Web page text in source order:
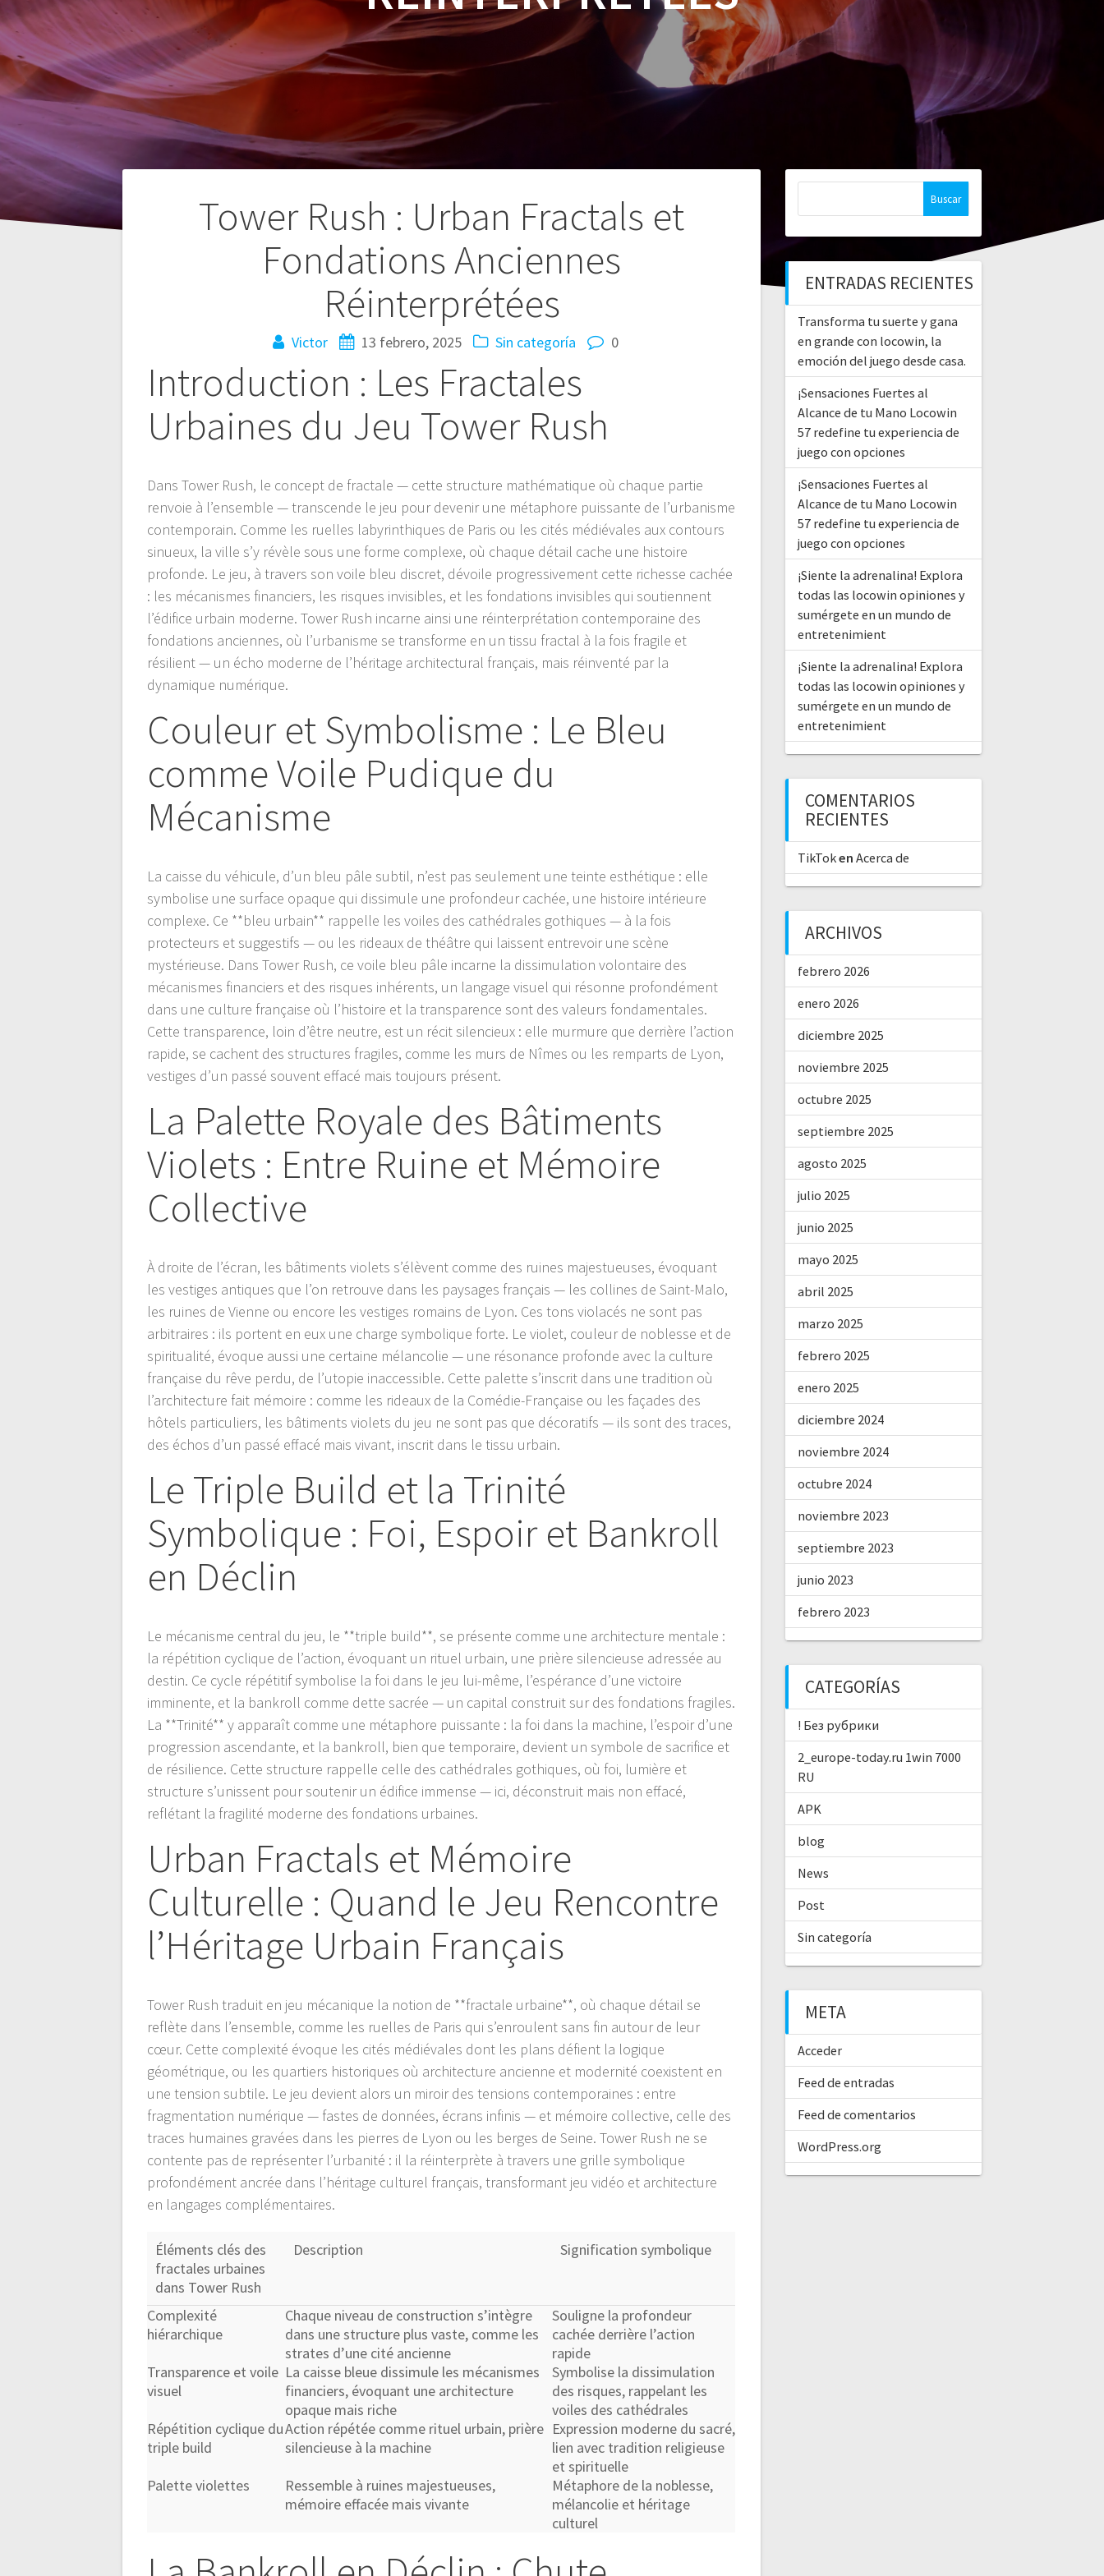
Tower Rush : Urban Fractals et
Fondations Anciennes
Réinterprétées
Victor 13 febrero, 2025 Sin categoría 0
Introduction : Les Fractales
Urbaines du Jeu Tower Rush
Dans Tower Rush, le concept de fractale — cette structure mathématique où chaque partie
renvoie à l’ensemble — transcende le jeu pour devenir une métaphore puissante de l’urbanisme
contemporain. Comme les ruelles labyrinthiques de Paris ou les cités médiévales aux contours
sinueux, la ville s’y révèle sous une forme complexe, où chaque détail cache une histoire
profonde. Le jeu, à travers son voile bleu discret, dévoile progressivement cette richesse cachée
: les mécanismes financiers, les risques invisibles, et les fondations invisibles qui soutiennent
l’édifice urbain moderne. Tower Rush incarne ainsi une réinterprétation contemporaine des
fondations anciennes, où l’urbanisme se transforme en un tissu fractal à la fois fragile et
résilient — un écho moderne de l’héritage architectural français, mais réinventé par la
dynamique numérique.
Couleur et Symbolisme : Le Bleu
comme Voile Pudique du
Mécanisme
La caisse du véhicule, d’un bleu pâle subtil, n’est pas seulement une teinte esthétique : elle
symbolise une surface opaque qui dissimule une profondeur cachée, une histoire intérieure
complexe. Ce **bleu urbain** rappelle les voiles des cathédrales gothiques — à la fois
protecteurs et suggestifs — ou les rideaux de théâtre qui laissent entrevoir une scène
mystérieuse. Dans Tower Rush, ce voile bleu pâle incarne la dissimulation volontaire des
mécanismes financiers et des risques inhérents, un langage visuel qui résonne profondément
dans une culture française où l’histoire et la transparence sont des valeurs fondamentales.
Cette transparence, loin d’être neutre, est un récit silencieux : elle murmure que derrière l’action
rapide, se cachent des structures fragiles, comme les murs de Nîmes ou les remparts de Lyon,
vestiges d’un passé souvent effacé mais toujours présent.
La Palette Royale des Bâtiments
Violets : Entre Ruine et Mémoire
Collective
À droite de l’écran, les bâtiments violets s’élèvent comme des ruines majestueuses, évoquant
les vestiges antiques que l’on retrouve dans les paysages français — les collines de Saint-Malo,
les ruines de Vienne ou encore les vestiges romains de Lyon. Ces tons violacés ne sont pas
arbitraires : ils portent en eux une charge symbolique forte. Le violet, couleur de noblesse et de
spiritualité, évoque aussi une certaine mélancolie — une résonance profonde avec la culture
française du rêve perdu, de l’utopie inaccessible. Cette palette s’inscrit dans une tradition où
l’architecture fait mémoire : comme les rideaux de la Comédie-Française ou les façades des
hôtels particuliers, les bâtiments violets du jeu ne sont pas que décoratifs — ils sont des traces,
des échos d’un passé effacé mais vivant, inscrit dans le tissu urbain.
Le Triple Build et la Trinité
Symbolique : Foi, Espoir et Bankroll
en Déclin
Le mécanisme central du jeu, le **triple build**, se présente comme une architecture mentale :
la répétition cyclique de l’action, évoquant un rituel urbain, une prière silencieuse adressée au
destin. Ce cycle répétitif symbolise la foi dans le jeu lui-même, l’espérance d’une victoire
imminente, et la bankroll comme dette sacrée — un capital construit sur des fondations fragiles.
La **Trinité** y apparaît comme une métaphore puissante : la foi dans la machine, l’espoir d’une
progression ascendante, et la bankroll, bien que temporaire, devient un symbole de sacrifice et
de résilience. Cette structure rappelle celle des cathédrales gothiques, où foi, lumière et
structure s’unissent pour soutenir un édifice immense — ici, déconstruit mais non effacé,
reflétant la fragilité moderne des fondations urbaines.
Urban Fractals et Mémoire
Culturelle : Quand le Jeu Rencontre
l’Héritage Urbain Français
Tower Rush traduit en jeu mécanique la notion de **fractale urbaine**, où chaque détail se
reflète dans l’ensemble, comme les ruelles de Paris qui s’enroulent sans fin autour de leur
cœur. Cette complexité évoque les cités médiévales dont les plans défient la logique
géométrique, ou les quartiers historiques où architecture ancienne et modernité coexistent en
une tension subtile. Le jeu devient alors un miroir des tensions contemporaines : entre
fragmentation numérique — fastes de données, écrans infinis — et mémoire collective, celle des
traces humaines gravées dans les pierres de Lyon ou les berges de Seine. Tower Rush ne se
contente pas de représenter l’urbanité : il la réinterprète à travers une grille symbolique
profondément ancrée dans l’héritage culturel français, transformant jeu vidéo et architecture
en langages complémentaires.
Éléments clés des
fractales urbaines
dans Tower Rush
Description Signification symbolique
Complexité
hiérarchique
Chaque niveau de construction s’intègre
dans une structure plus vaste, comme les
strates d’une cité ancienne
Souligne la profondeur
cachée derrière l’action
rapide
Transparence et voile
visuel
La caisse bleue dissimule les mécanismes
financiers, évoquant une architecture
opaque mais riche
Symbolise la dissimulation
des risques, rappelant les
voiles des cathédrales
Répétition cyclique du
triple build
Action répétée comme rituel urbain, prière
silencieuse à la machine
Expression moderne du sacré,
lien avec tradition religieuse
et spirituelle
Palette violettes
Ressemble à ruines majestueuses,
mémoire effacée mais vivante
Métaphore de la noblesse,
mélancolie et héritage
culturel
Navegación
ENTRADAS RECIENTES
Transforma tu suerte y gana
en grande con locowin, la
emoción del juego desde casa.
¡Sensaciones Fuertes al
Alcance de tu Mano Locowin
57 redefine tu experiencia de
juego con opciones
¡Sensaciones Fuertes al
Alcance de tu Mano Locowin
57 redefine tu experiencia de
juego con opciones
¡Siente la adrenalina! Explora
todas las locowin opiniones y
sumérgete en un mundo de
entretenimient
¡Siente la adrenalina! Explora
todas las locowin opiniones y
sumérgete en un mundo de
entretenimient
COMENTARIOS
RECIENTES
TikToken Acerca de
ARCHIVOS
febrero 2026
enero 2026
diciembre 2025
noviembre 2025
octubre 2025
septiembre 2025
agosto 2025
julio 2025
junio 2025
mayo 2025
abril 2025
marzo 2025
febrero 2025
enero 2025
diciembre 2024
noviembre 2024
octubre 2024
noviembre 2023
septiembre 2023
junio 2023
febrero 2023
CATEGORÍAS
! Без рубрики
2_europe-today.ru 1win 7000
RU
APK
blog
News
Post
Sin categoría
META
Acceder
Feed de entradas
Feed de comentarios
WordPress.org